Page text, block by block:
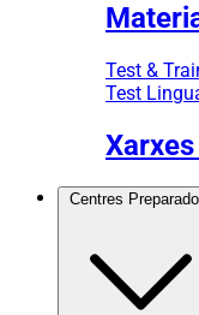
Test &
Test